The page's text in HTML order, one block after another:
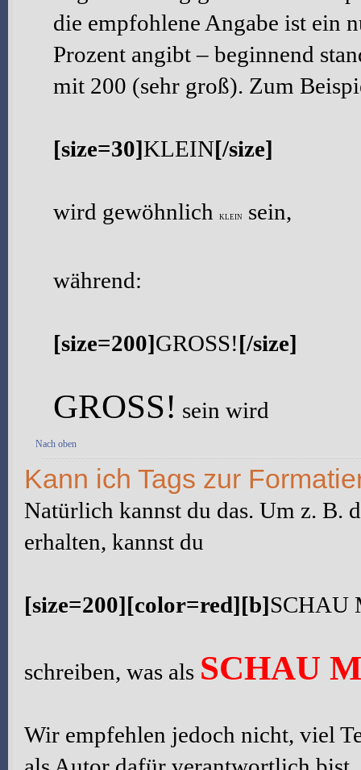
die empfohlene Angabe ist ein
Prozent angibt – beginnend
mit 200 (sehr groß). Zum
[size=30]KLEIN[/size]
wird gewöhnlich KLEIN sein,
während:
[size=200]GROSS![/size]
GROSS! sein wird
Nach oben
Kann ich Tags zur
Natürlich kannst du das. Um z. B.
erhalten, kannst du
[size=200][color=red][b]SCHAU
schreiben, was als SCHAU
Wir empfehlen jedoch nicht, viel